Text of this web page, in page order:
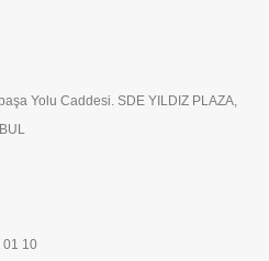
Yolu Caddesi. SDE YILDIZ PLAZA,
01 10